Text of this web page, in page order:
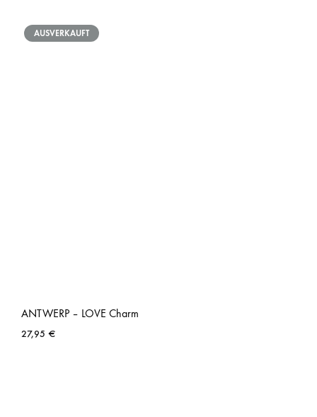
AUSVERKAUFT
ANTWERP – LOVE Charm
27,95 €